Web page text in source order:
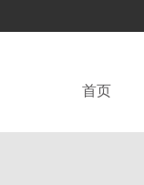
首页